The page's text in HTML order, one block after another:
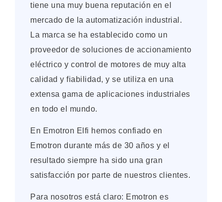
tiene una muy buena reputación en el
mercado de la automatización industrial.
La marca se ha establecido como un
proveedor de soluciones de accionamiento
eléctrico y control de motores de muy alta
calidad y fiabilidad, y se utiliza en una
extensa gama de aplicaciones industriales
en todo el mundo.
En Emotron Elfi hemos confiado en
Emotron durante más de 30 años y el
resultado siempre ha sido una gran
satisfacción por parte de nuestros clientes.
Para nosotros está claro: Emotron es